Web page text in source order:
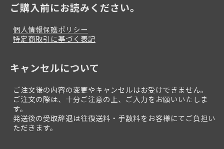
ご購入前にお読みください。
個人情報保護ポリシー
特定商取引に基づく表記
キャンセルについて
ご注文後の内容の変更やキャンセルはお受けできません。
ご注文の際は、十分ご注意の上、ご入力をお願いいたしま
す。
発送後の受取辞退は往復送料・手数料をお客様にてご負担い
ただきます。